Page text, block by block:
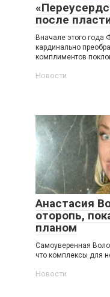
после
Вначале этого года
кардинально
комплиментов
Новости
Анастасия
оторопь,
планом
Самоуверенная
что комплексы для
Новости